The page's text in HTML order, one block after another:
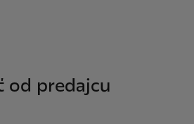
od predajcu